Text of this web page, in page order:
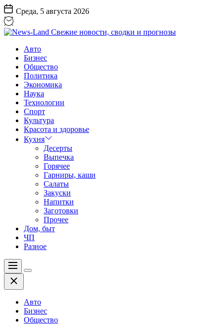
Перейти
к
содержанию
Среда, 5 августа 2026
Land
Свежие
новости,
сводки
прогнозы
Авто
Бизнес
Общество
Политика
Экономика
Наука
Технологии
Спорт
Культура
Красота и здоровье
Кухня
Десерты
Выпечка
Горячее
Гарниры, каши
Салаты
Закуски
Напитки
Заготовки
Прочее
Дом, быт
ЧП
Разное
Меню
Цвет
Закрыть
Авто
Бизнес
Общество